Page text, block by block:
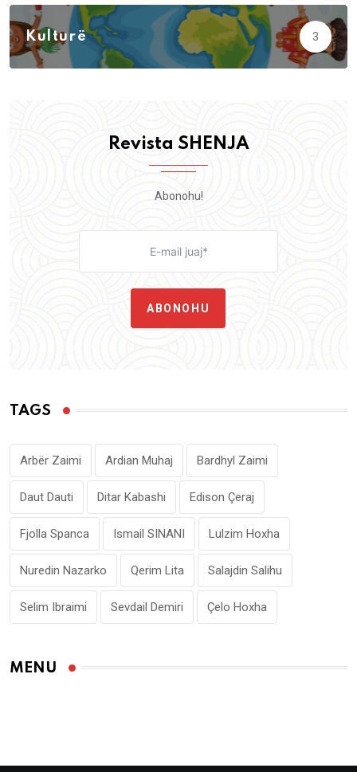
Kulturë 3
Revista SHENJA
Abonohu!
ABONOHU
TAGS
Arbër Zaimi Ardian Muhaj Bardhyl Zaimi
Daut Dauti Ditar Kabashi Edison Çeraj
Fjolla Spanca Ismail SINANI Lulzim Hoxha
Nuredin Nazarko Qerim Lita Salajdin Salihu
Selim Ibraimi Sevdail Demiri Çelo Hoxha
MENU